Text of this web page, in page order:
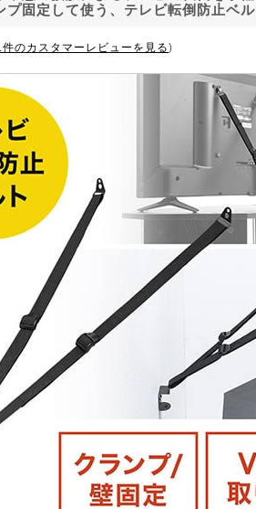
プ固定して使う、テレビ転倒防止ベル
件のカスタマーレビューを見る)